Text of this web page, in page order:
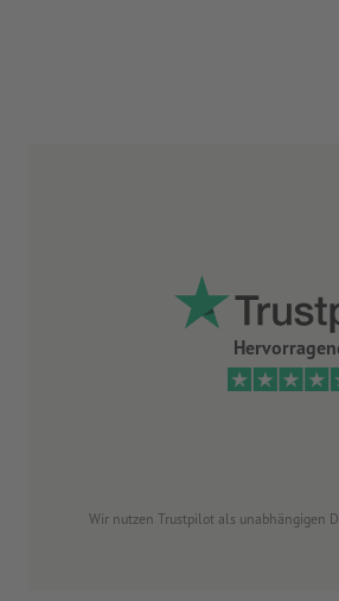
Wir nutzen Trustpilot als unabhängigen